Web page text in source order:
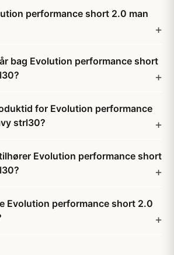
performance short 2.0 man
bag Evolution performance short
for Evolution performance
strl30?
Evolution performance short
Evolution performance short 2.0